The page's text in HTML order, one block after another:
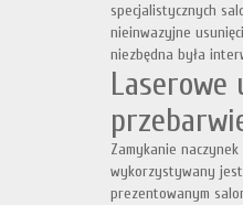
specjalistycznych
nieinwazyjne
niezbędna była
Laserowe
Zamykanie
wykorzystywany
prezentowanym